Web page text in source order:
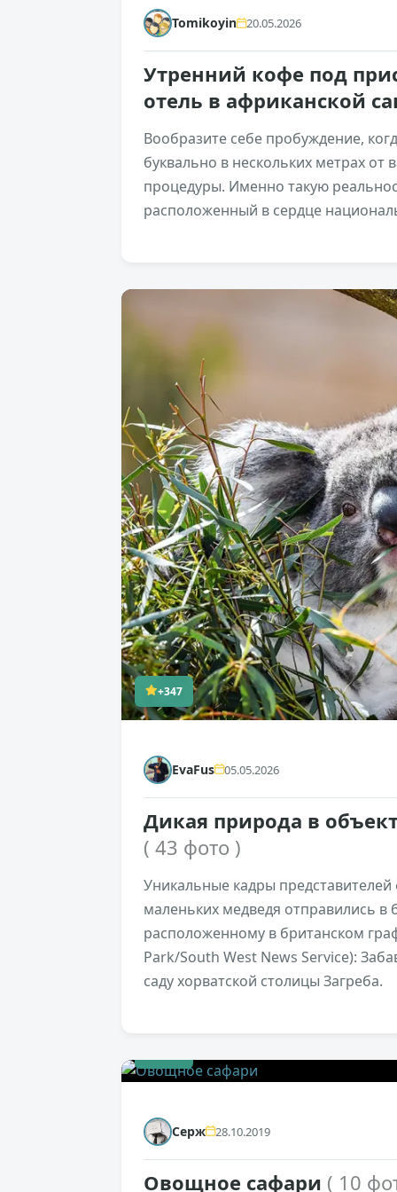
Tomikoyin 20.05.2026
Утренний кофе под
отель в африканской
Вообразите себе пробуждение,
буквально в нескольких метрах от
процедуры. Именно такую
расположенный в сердце
+347
EvaFus 05.05.2026
Дикая природа в
( 43 фото )
Уникальные кадры
маленьких медведя отправились в
расположенному в британском
Park/South West News Service):
саду хорватской столицы Загреба.
Серж 28.10.2019
Овощное сафари ( 10